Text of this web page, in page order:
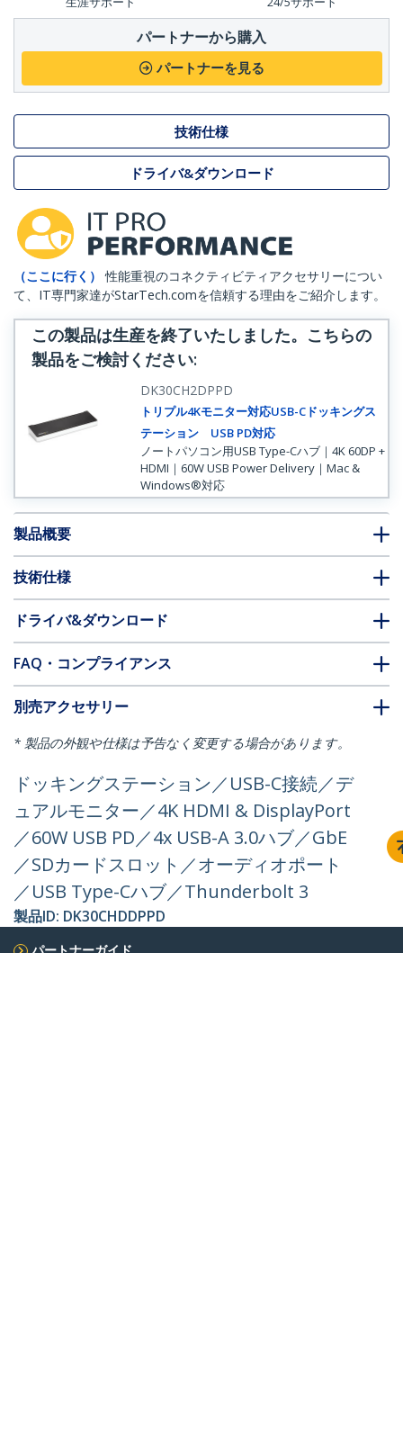
パートナーから購入
パートナーを見る
技術仕様
ドライバ&ダウンロード
（ここに行く）
性能重視のコネクティビティアクセサリーについ
て、IT専門家達がStarTech.comを信頼する理由をご紹介します。
この製品は生産を終了いたしました。こちらの
製品をご検討ください:
DK30CH2DPPD
トリプル4Kモニター対応USB-Cドッキングス
テーション USB PD対応
ノートパソコン用USB Type-Cハブ｜4K 60DP +
HDMI｜60W USB Power Delivery｜Mac &
Windows®対応
製品概要
技術仕様
ドライバ&ダウンロード
FAQ・コンプライアンス
別売アクセサリー
* 製品の外観や仕様は予告なく変更する場合があります。
ドッキングステーション／USB-C接続／デ
ュアルモニター／4K HDMI & DisplayPort
／60W USB PD／4x USB-A 3.0ハブ／GbE
／SDカードスロット／オーディオポート
／USB Type-Cハブ／Thunderbolt 3
製品ID: DK30CHDDPPD
パートナーガイド